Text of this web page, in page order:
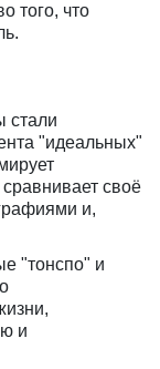
того, что
стали
"идеальных"
своё
и,
"тонспо" и
и